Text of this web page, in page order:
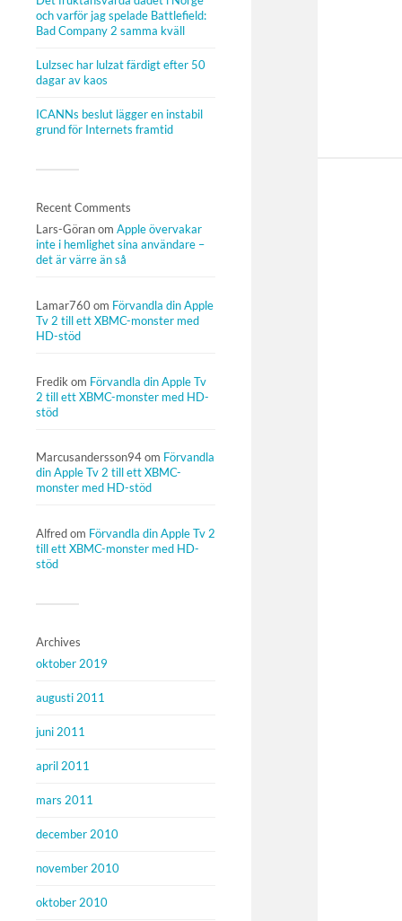
och varför jag spelade Battlefield:
Bad Company 2 samma kväll
Lulzsec har lulzat färdigt efter 50
dagar av kaos
ICANNs beslut lägger en instabil
grund för Internets framtid
Recent Comments
Lars-Göranom Apple övervakar
inte i hemlighet sina användare –
det är värre än så
Lamar760 om Förvandla din Apple
Tv 2 till ett XBMC-monster med
HD-stöd
Fredik om Förvandla din Apple Tv
2 till ett XBMC-monster med HD-
stöd
Marcusandersson94om Förvandla
din Apple Tv 2 till ett XBMC-
monster med HD-stöd
Alfredom Förvandla din Apple Tv 2
till ett XBMC-monster med HD-
stöd
Archives
oktober 2019
augusti 2011
juni 2011
april 2011
mars 2011
december 2010
november 2010
oktober 2010